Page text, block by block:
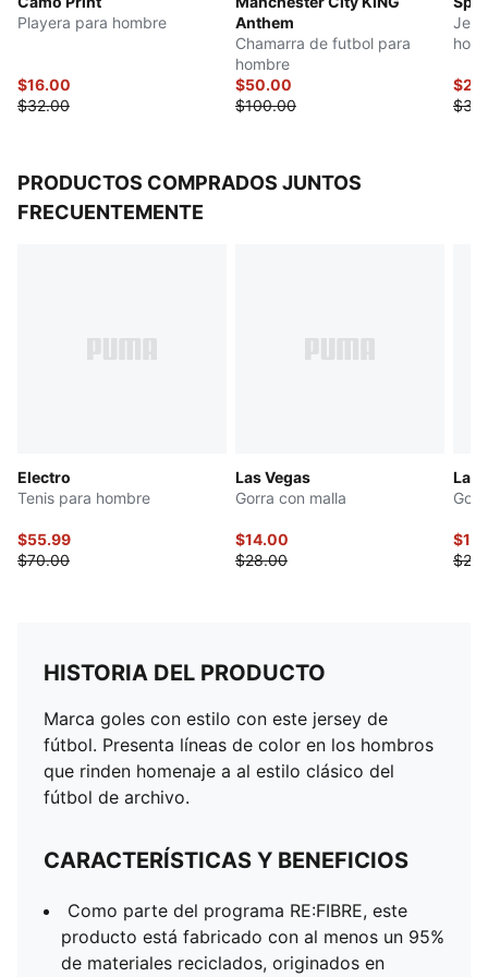
Playera para hombre
$16.00
$32.00
Anthem
Chamarra de futbol para
hombre
$50.00
$100.00
PRODUCTOS COMPRADOS JUNTOS
FRECUENTEMENTE
Electro
Tenis para hombre
$55.99
$70.00
Las Vegas
Gorra con malla
$14.00
$28.00
Las
HISTORIA DEL PRODUCTO
Marca goles con estilo con este jersey de
fútbol. Presenta líneas de color en los hombros
que rinden homenaje a al estilo clásico del
fútbol de archivo.
CARACTERÍSTICAS Y BENEFICIOS
Como parte del programa RE:FIBRE, este
producto está fabricado con al menos un 95%
de materiales reciclados, originados en